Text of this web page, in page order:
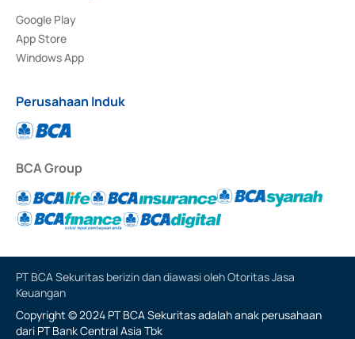
Google Play
App Store
Windows App
Perusahaan Induk
BCA Group
PT BCA Sekuritas berizin dan diawasi oleh Otoritas Jasa
Keuangan
Copyright © 2024 PT BCA Sekuritas adalah anak perusahaan
dari PT Bank Central Asia Tbk